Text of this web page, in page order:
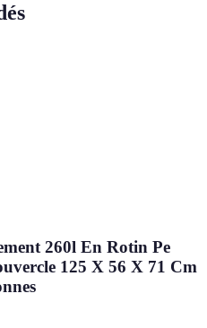
260l En Rotin Pe
125 X 56 X 71 Cm